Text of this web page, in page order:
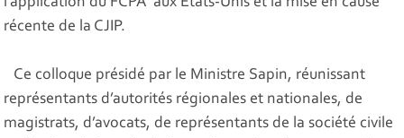
récente de la CJIP.
Ce colloque présidé par le Ministre Sapin, réunissant
représentants d’autorités régionales et nationales, de
magistrats, d’avocats, de représentants de la société civile